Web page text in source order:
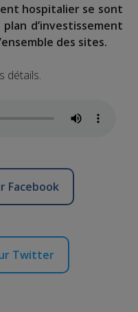
hospitalier se sont
d’investissement
des sites.
détails.
Facebook
Twitter